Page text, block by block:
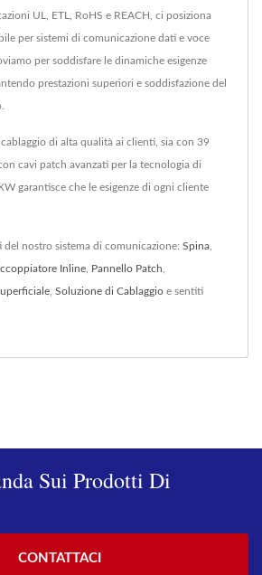
UL, ETL, RoHS e REACH, ci posiziona
per sistemi di comunicazione dati e voce
per soddisfare le dinamiche esigenze
prestazioni superiori e soddisfazione del
di alta qualità ai clienti, sia con 39
cavi patch avanzati per la tecnologia di
garantisce che le esigenze di ogni cliente
nostro sistema di comunicazione: Spina,
Inline, Pannello Patch,
, Soluzione di Cablaggio e sentiti
Sui Prodotti Di
CONTATTACI